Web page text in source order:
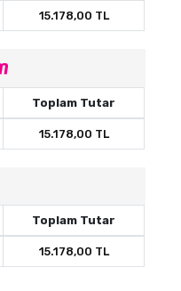
15.178,00 TL
Toplam Tutar
15.178,00 TL
Toplam Tutar
15.178,00 TL